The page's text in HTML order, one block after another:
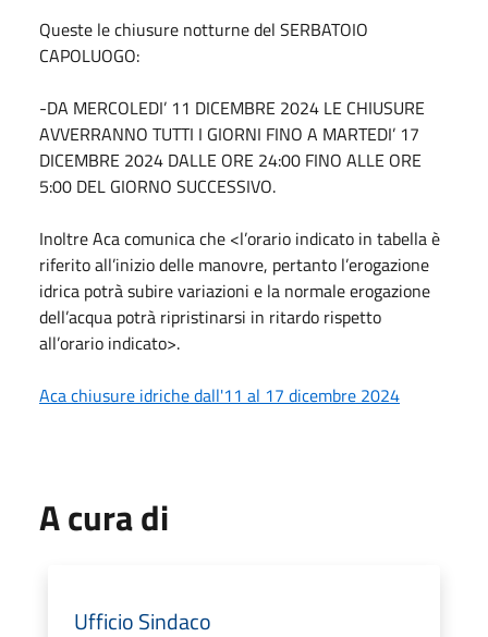
Queste le chiusure notturne del SERBATOIO
CAPOLUOGO:
-DA MERCOLEDI’ 11 DICEMBRE 2024 LE CHIUSURE
AVVERRANNO TUTTI I GIORNI FINO A MARTEDI’ 17
DICEMBRE 2024 DALLE ORE 24:00 FINO ALLE ORE
5:00 DEL GIORNO SUCCESSIVO.
Inoltre Aca comunica che <l’orario indicato in tabella è
riferito all’inizio delle manovre, pertanto l’erogazione
idrica potrà subire variazioni e la normale erogazione
dell’acqua potrà ripristinarsi in ritardo rispetto
all’orario indicato>.
Aca chiusure idriche dall'11 al 17 dicembre 2024
A cura di
Ufficio Sindaco